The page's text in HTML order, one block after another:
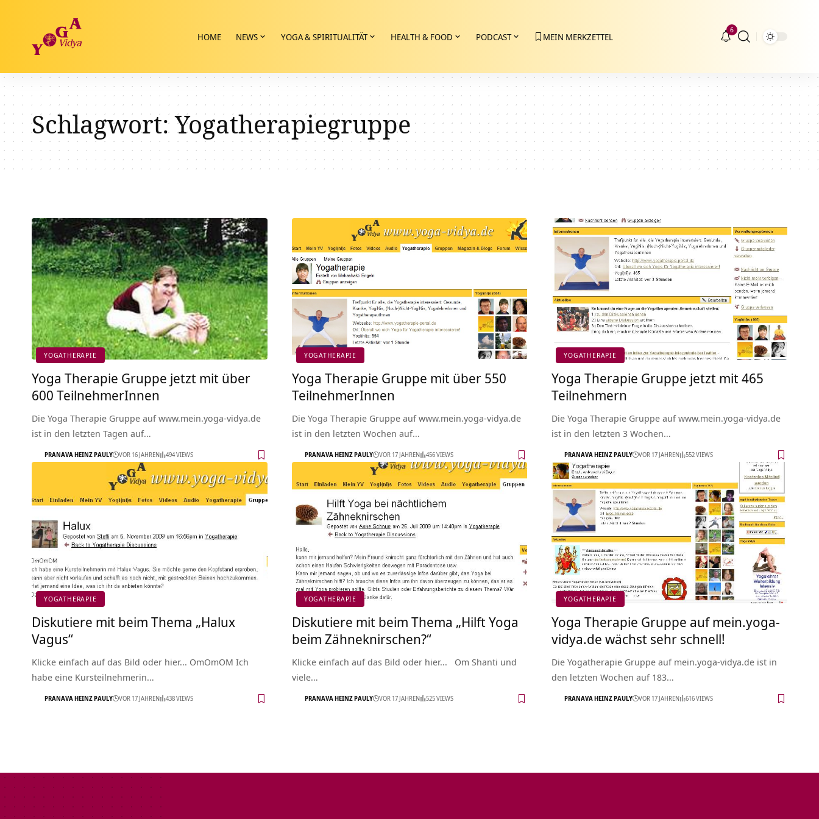
HOME NEWS YOGA & SPIRITUALITÄT HEALTH & FOOD PODCAST MEIN MERKZETTEL
6
Schlagwort:Yogatherapiegruppe
YOGATHERAPIE
Yoga Therapie Gruppe jetzt mit über
600 TeilnehmerInnen
Die Yoga Therapie Gruppe auf www.mein.yoga-vidya.de
ist in den letzten Tagen auf…
PRANAVA HEINZ PAULY VOR 16 JAHREN 494 VIEWS
YOGATHERAPIE
Yoga Therapie Gruppe mit über 550
TeilnehmerInnen
Die Yoga Therapie Gruppe auf www.mein.yoga-vidya.de
ist in den letzten Wochen auf…
PRANAVA HEINZ PAULY VOR 17 JAHREN 456 VIEWS
YOGATHERAPIE
Yoga Therapie Gruppe jetzt mit 465
Teilnehmern
Die Yoga Therapie Gruppe auf www.mein.yoga-vidya.de
ist in den letzten 3 Wochen…
PRANAVA HEINZ PAULY VOR 17 JAHREN 552 VIEWS
YOGATHERAPIE
Diskutiere mit beim Thema „Halux
Vagus“
Klicke einfach auf das Bild oder hier... OmOmOM Ich
habe eine Kursteilnehmerin…
PRANAVA HEINZ PAULY VOR 17 JAHREN 438 VIEWS
YOGATHERAPIE
Diskutiere mit beim Thema „Hilft Yoga
beim Zähneknirschen?“
Klicke einfach auf das Bild oder hier... Om Shanti und
viele…
PRANAVA HEINZ PAULY VOR 17 JAHREN 525 VIEWS
YOGATHERAPIE
Yoga Therapie Gruppe auf mein.yoga-
vidya.de wächst sehr schnell!
Die Yogatherapie Gruppe auf mein.yoga-vidya.de ist in
den letzten Wochen auf 183…
PRANAVA HEINZ PAULY VOR 17 JAHREN 616 VIEWS